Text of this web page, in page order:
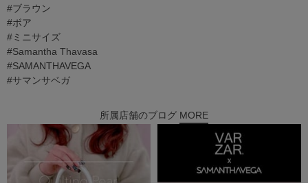
#ブラウン
#ボア
#ミニサイズ
#Samantha Thavasa
#SAMANTHAVEGA
#サマンサベガ
所属店舗のブログ MORE